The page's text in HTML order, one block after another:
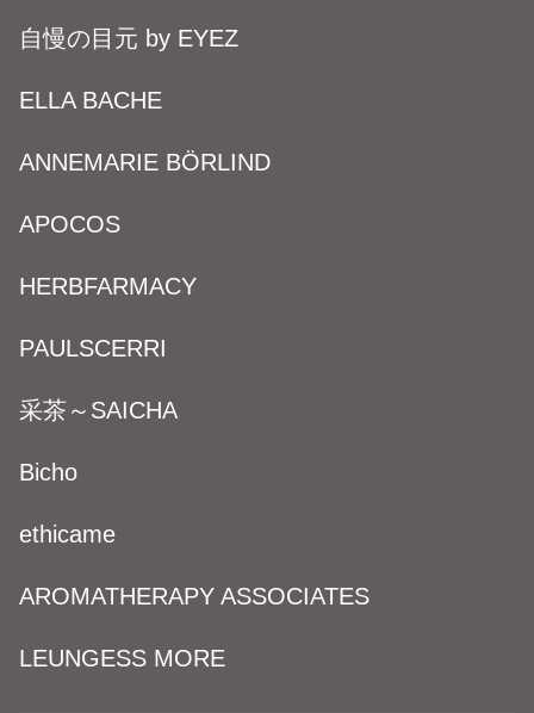
自慢の目元 by EYEZ
ELLA BACHE
ANNEMARIE BÖRLIND
APOCOS
HERBFARMACY
PAULSCERRI
采茶～SAICHA
Bicho
ethicame
AROMATHERAPY ASSOCIATES
LEUNGESS MORE